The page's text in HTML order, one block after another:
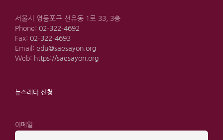
서울시 영등포구 선유동 1로 33, 3층
Phone: 02-322-4692
Fax: 02-322-4693
Email: edu@saesayon.org
Web: https://saesayon.org
뉴스레터 신청
이메일